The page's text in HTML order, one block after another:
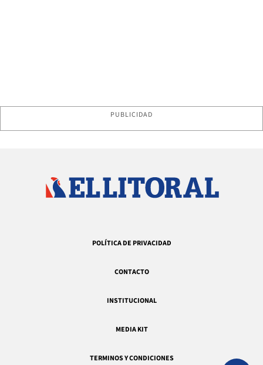
PUBLICIDAD
POLÍTICA DE PRIVACIDAD
CONTACTO
INSTITUCIONAL
MEDIA KIT
TERMINOS Y CONDICIONES